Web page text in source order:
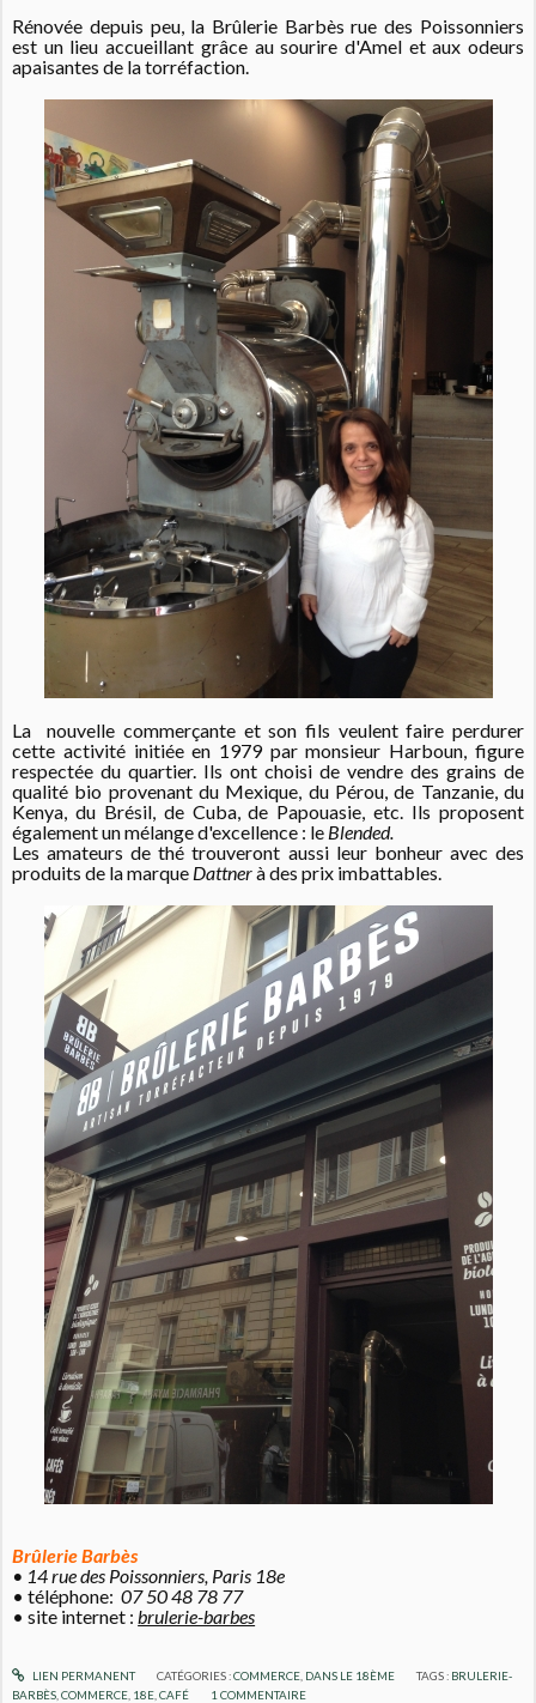
Rénovée depuis peu, la Brûlerie Barbès rue des Poissonniers
est un lieu accueillant grâce au sourire d'Amel et aux odeurs
apaisantes de la torréfaction.
La nouvelle commerçante et son fils veulent faire perdurer
cette activité initiée en 1979 par monsieur Harboun, figure
respectée du quartier. Ils ont choisi de vendre des grains de
qualité bio provenant du Mexique, du Pérou, de Tanzanie, du
Kenya, du Brésil, de Cuba, de Papouasie, etc. Ils proposent
également un mélange d'excellence : le Blended.
Les amateurs de thé trouveront aussi leur bonheur avec des
produits de la marque Dattnerà des prix imbattables.
Brûlerie Barbès
• 14 rue des Poissonniers, Paris 18e
• téléphone: 07 50 48 78 77
• site internet : brulerie-barbes
LIEN PERMANENT CATÉGORIES :COMMERCE, DANS LE 18ÈME TAGS : BRULERIE-
BARBÈS ,COMMERCE 18E ,CAFÉ 1 COMMENTAIRE